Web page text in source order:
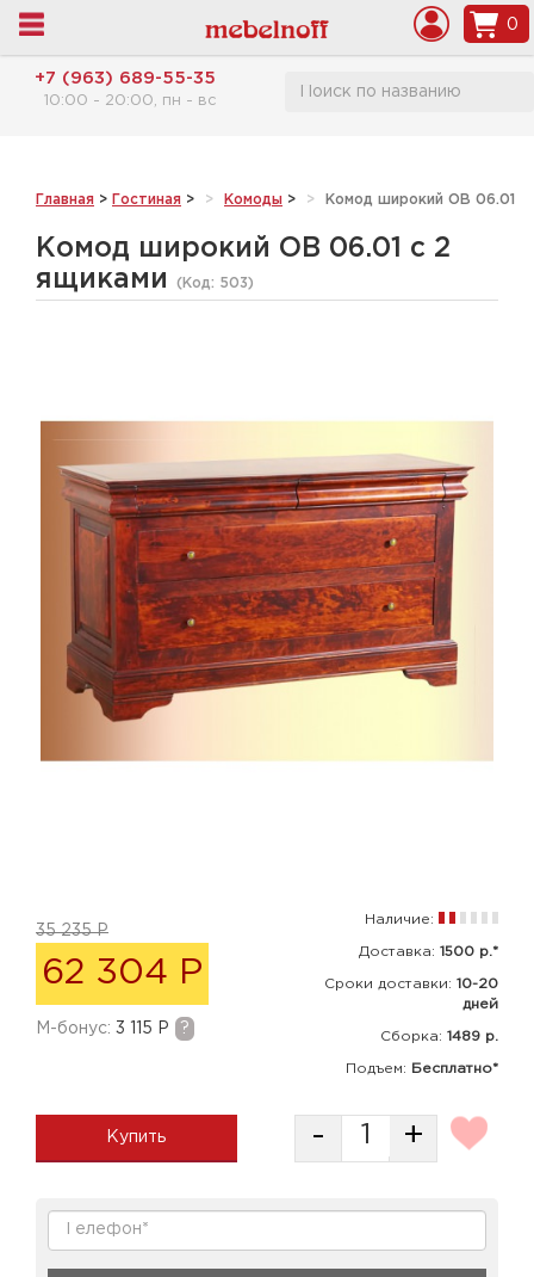
0
+7 (963) 689-55-35
10:00 - 20:00, пн - вс
Главная > Гостиная > Комоды > Комод широкий ОВ 06.01 с
Комод широкий ОВ 06.01 с 2
ящиками
(Код: 503)
35 235 Р
62 304 Р
M-бонус: 3 115 Р ?
Наличие:
Доставка: 1500 р.*
Сроки доставки: 10-20
дней
Сборка: 1489 р.
Подъем: Бесплатно*
Купить - +